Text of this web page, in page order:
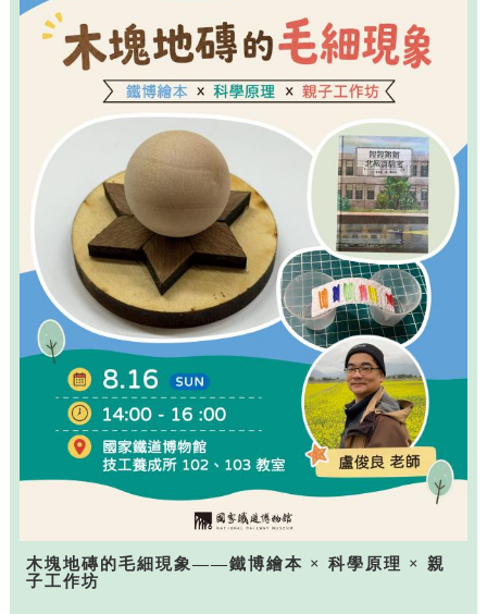
木塊地磚的毛細現象——鐵博繪本 × 科學原理 × 親
子工作坊